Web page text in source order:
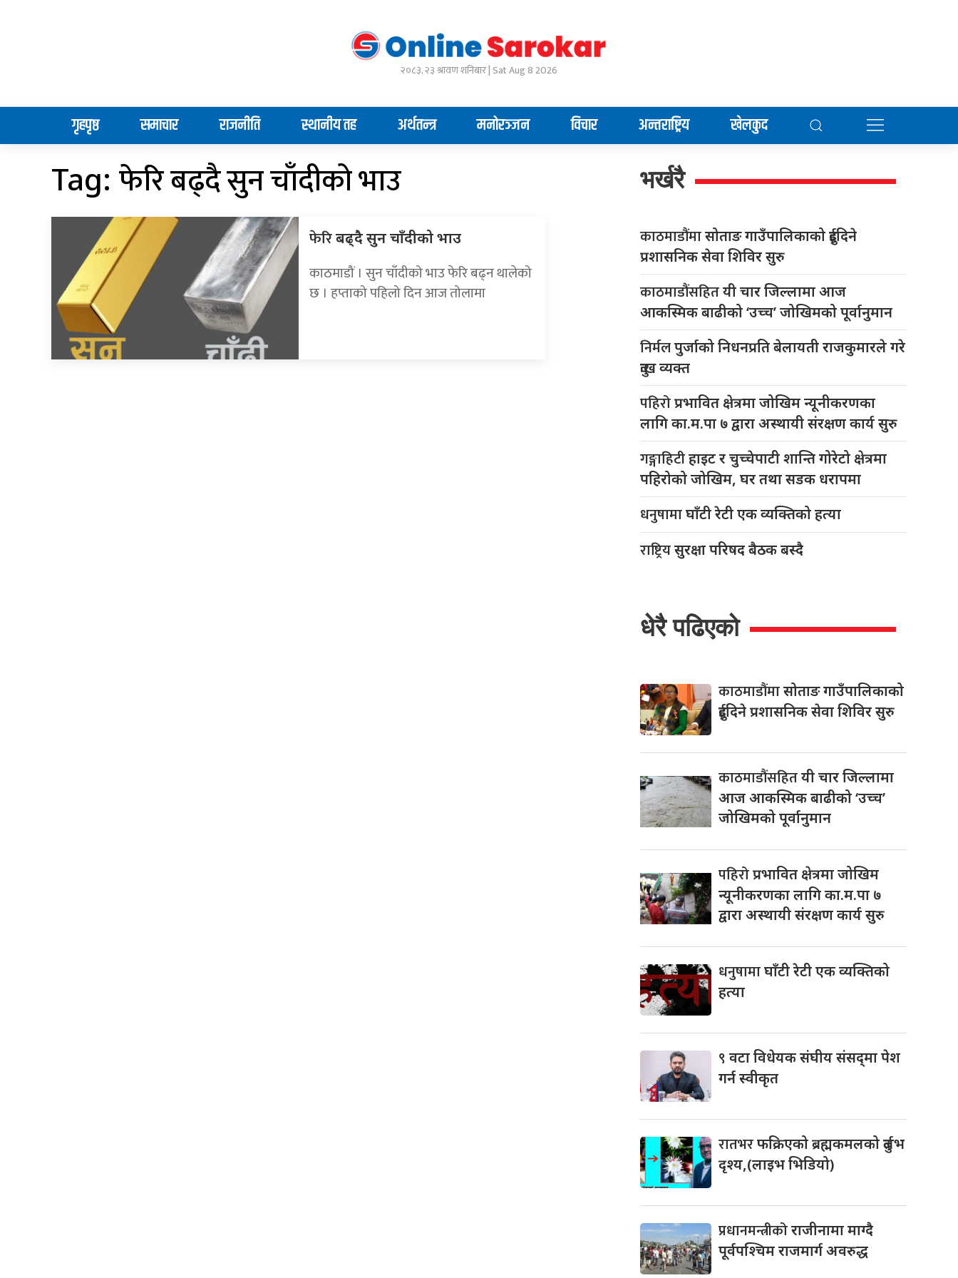
२०८३, २३ श्रावण शनिबार | Sat Aug 8 2026
गृहपृष्ठ समाचार राजनीति स्थानीय तह अर्थतन्त्र मनोरञ्जन विचार अन्तराष्ट्रिय खेलकुद
Tag: फेरि बढ्दै सुन चाँदीको भाउ
फेरिबढ्दै सुन चाँदीको भाउ
काठमाडौं । सुन चाँदीको भाउ फेरि बढ्न थालेको
छ । हप्ताको पहिलो दिन आज तोलामा
भर्खरै
काठमाडौंमासोताङ गाउँपालिकाको दुईदिने
प्रशासनिक सेवा शिविर सुरु
काठमाडौंसहितयी चार जिल्लामा आज
आकस्मिक बाढीको ‘उच्च’ जोखिमको पूर्वानुमान
निर्मलपुर्जाको निधनप्रति बेलायती राजकुमारले गरे
दुःख व्यक्त
पहिरोप्रभावित क्षेत्रमा जोखिम न्यूनीकरणका
लागि का.म.पा ७ द्वारा अस्थायी संरक्षण कार्य सुरु
गङ्गाहिटीहाइट र चुच्चेपाटी शान्ति गोरेटो क्षेत्रमा
पहिरोको जोखिम, घर तथा सडक धरापमा
धनुषामाघाँटी रेटी एक व्यक्तिको हत्या
राष्ट्रियसुरक्षा परिषद बैठक बस्दै
धेरै पढिएको
काठमाडौंमासोताङ गाउँपालिकाको
दुईदिने प्रशासनिक सेवा शिविर सुरु
काठमाडौंसहितयी चार जिल्लामा
आज आकस्मिक बाढीको ‘उच्च’
जोखिमको पूर्वानुमान
पहिरोप्रभावित क्षेत्रमा जोखिम
न्यूनीकरणका लागि का.म.पा ७
द्वारा अस्थायी संरक्षण कार्य सुरु
धनुषामाघाँटी रेटी एक व्यक्तिको
हत्या
९वटा विधेयक संघीय संसद्‌मा पेश
गर्न स्वीकृत
रातभरफक्रिएको ब्रह्मकमलको दुर्लभ
दृश्य,(लाइभ भिडियो)
प्रधानमन्त्रीकोराजीनामा माग्दै
पूर्वपश्चिम राजमार्ग अवरुद्ध